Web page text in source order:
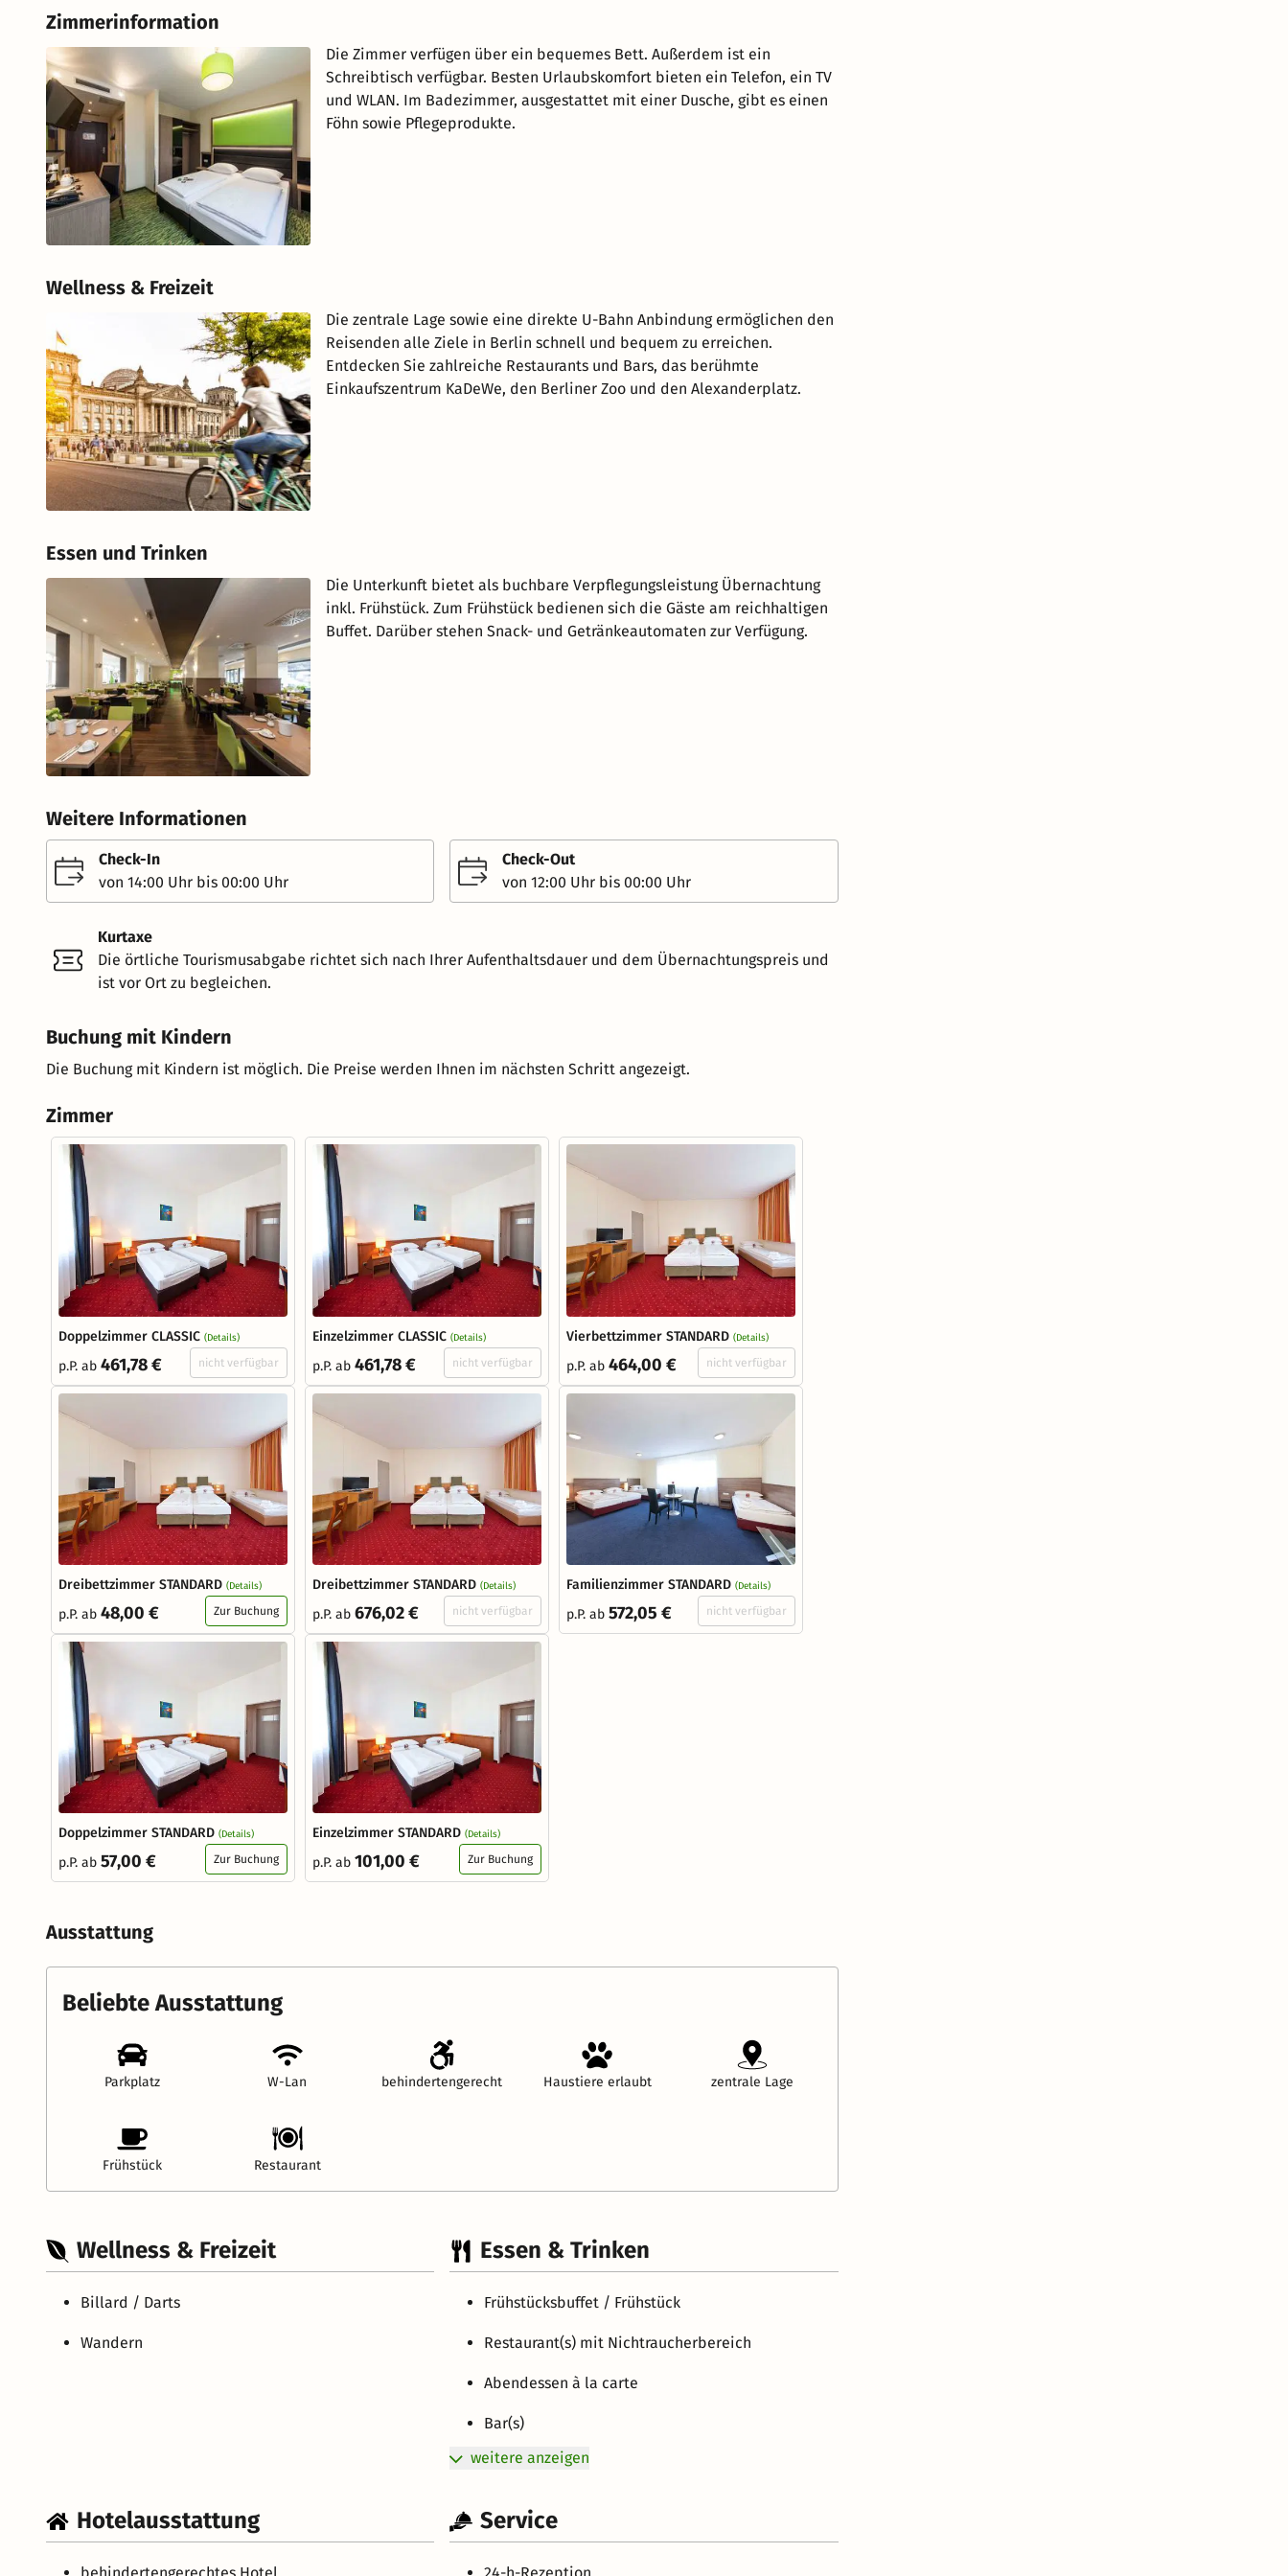
Zimmerinformation
Die Zimmer verfügen über ein bequemes Bett. Außerdem ist ein
Schreibtisch verfügbar. Besten Urlaubskomfort bieten ein Telefon, ein TV
und WLAN. Im Badezimmer, ausgestattet mit einer Dusche, gibt es einen
Föhn sowie Pflegeprodukte.
Wellness & Freizeit
Die zentrale Lage sowie eine direkte U-Bahn Anbindung ermöglichen den
Reisenden alle Ziele in Berlin schnell und bequem zu erreichen.
Entdecken Sie zahlreiche Restaurants und Bars, das berühmte
Einkaufszentrum KaDeWe, den Berliner Zoo und den Alexanderplatz.
Essen und Trinken
Die Unterkunft bietet als buchbare Verpflegungsleistung Übernachtung
inkl. Frühstück. Zum Frühstück bedienen sich die Gäste am reichhaltigen
Buffet. Darüber stehen Snack- und Getränkeautomaten zur Verfügung.
Weitere Informationen
Check-In
von 14:00 Uhr bis 00:00 Uhr
Check-Out
von 12:00 Uhr bis 00:00 Uhr
Kurtaxe
Die örtliche Tourismusabgabe richtet sich nach Ihrer Aufenthaltsdauer und dem Übernachtungspreis und
ist vor Ort zu begleichen.
Buchung mit Kindern
Die Buchung mit Kindern ist möglich. Die Preise werden Ihnen im nächsten Schritt angezeigt.
Zimmer
Doppelzimmer CLASSIC (Details)
p.P. ab 461,78 € nicht verfügbar
Einzelzimmer CLASSIC (Details)
p.P. ab 461,78 € nicht verfügbar
Vierbettzimmer STANDARD (Details)
p.P. ab 464,00 € nicht verfügbar
Dreibettzimmer STANDARD (Details)
p.P. ab 48,00 € Zur Buchung
Dreibettzimmer STANDARD (Details)
p.P. ab 676,02 € nicht verfügbar
Familienzimmer STANDARD (Details)
p.P. ab 572,05 € nicht verfügbar
Doppelzimmer STANDARD (Details)
p.P. ab 57,00 € Zur Buchung
Einzelzimmer STANDARD (Details)
p.P. ab 101,00 € Zur Buchung
Ausstattung
Beliebte Ausstattung
Parkplatz W-Lan behindertengerecht Haustiere erlaubt zentrale Lage
Frühstück Restaurant
Wellness & Freizeit
Billard / Darts
Wandern
Essen & Trinken
Frühstücksbuffet / Frühstück
Restaurant(s) mit Nichtraucherbereich
Abendessen à la carte
Bar(s)
weitere anzeigen
Hotelausstattung Service